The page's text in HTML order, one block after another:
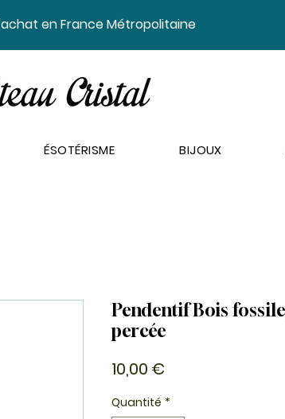
en France Métropolitaine
ÉSOTÉRISME BIJOUX
Pendentif Bois
percée
10,00 €
Quantité *